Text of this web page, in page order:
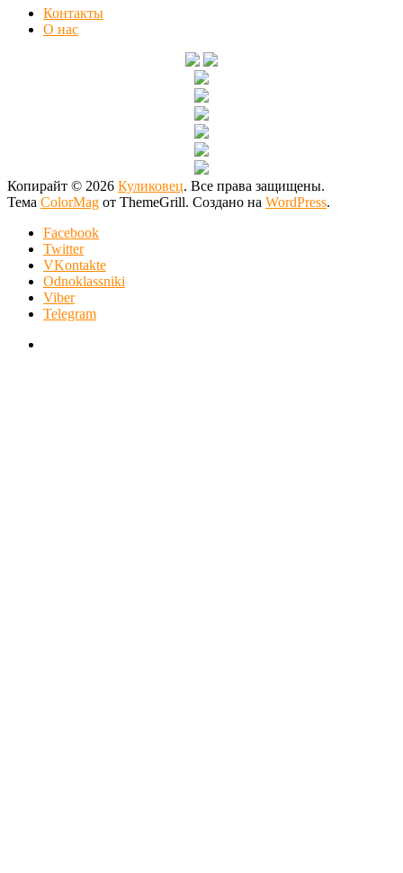
Контакты
О нас
Копирайт © 2026 Куликовец. Все права защищены.
Тема ColorMag от ThemeGrill. Создано на WordPress.
Facebook
Twitter
VKontakte
Odnoklassniki
Viber
Telegram